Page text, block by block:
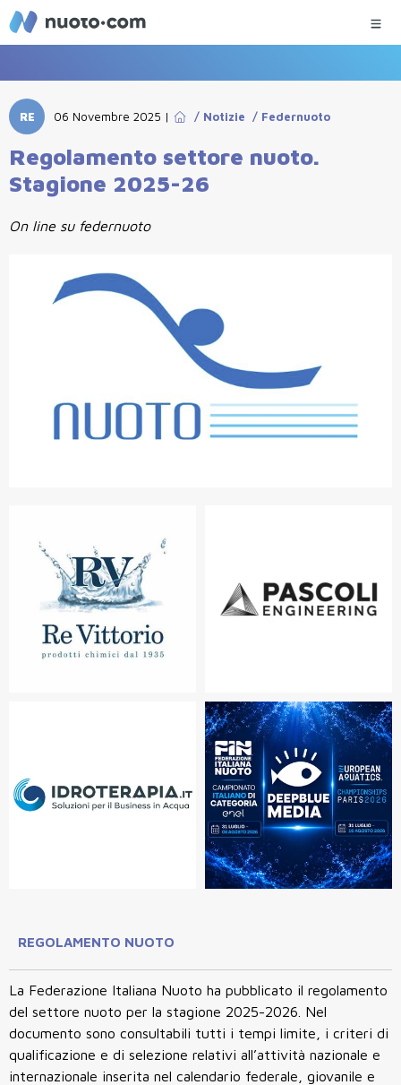
RE 06 Novembre 2025 | / Notizie / Federnuoto
Regolamento settore nuoto.
Stagione 2025-26
On line su federnuoto
REGOLAMENTO NUOTO
La Federazione Italiana Nuoto ha pubblicato il regolamento
del settore nuoto per la stagione 2025-2026. Nel
documento sono consultabili tutti i tempi limite, i criteri di
qualificazione e di selezione relativi all’attività nazionale e
internazionale inserita nel calendario federale, giovanile e